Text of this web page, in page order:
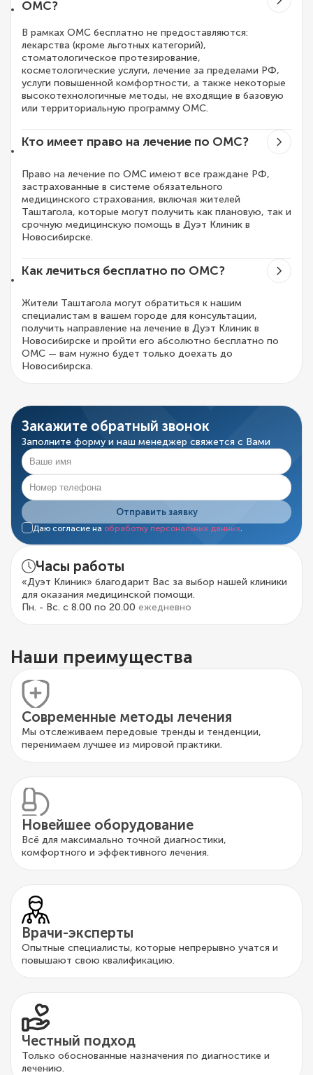
ОМС?
В рамках ОМС бесплатно не предоставляются:
лекарства (кроме льготных категорий),
стоматологическое протезирование,
косметологические услуги, лечение за пределами РФ,
услуги повышенной комфортности, а также некоторые
высокотехнологичные методы, не входящие в базовую
или территориальную программу ОМС.
Кто имеет право на лечение по ОМС?
Право на лечение по ОМС имеют все граждане РФ,
застрахованные в системе обязательного
медицинского страхования, включая жителей
Таштагола, которые могут получить как плановую, так и
срочную медицинскую помощь в Дуэт Клиник в
Новосибирске.
Как лечиться бесплатно по ОМС?
Жители Таштагола могут обратиться к нашим
специалистам в вашем городе для консультации,
получить направление на лечение в Дуэт Клиник в
Новосибирске и пройти его абсолютно бесплатно по
ОМС — вам нужно будет только доехать до
Новосибирска.
Закажите обратный звонок
Заполните форму и наш менеджер свяжется с Вами
Отправить заявку
Даю согласие на обработку персональных данных.
Часы работы
«Дуэт Клиник» благодарит Вас за выбор нашей клиники
для оказания медицинской помощи.
Пн. - Вс. с 8.00 по 20.00 ежедневно
Наши преимущества
Современные методы лечения
Мы отслеживаем передовые тренды и тенденции,
перенимаем лучшее из мировой практики.
Новейшее оборудование
Всё для максимально точной диагностики,
комфортного и эффективного лечения.
Врачи-эксперты
Опытные специалисты, которые непрерывно учатся и
повышают свою квалификацию.
Честный подход
Только обоснованные назначения по диагностике и
лечению.